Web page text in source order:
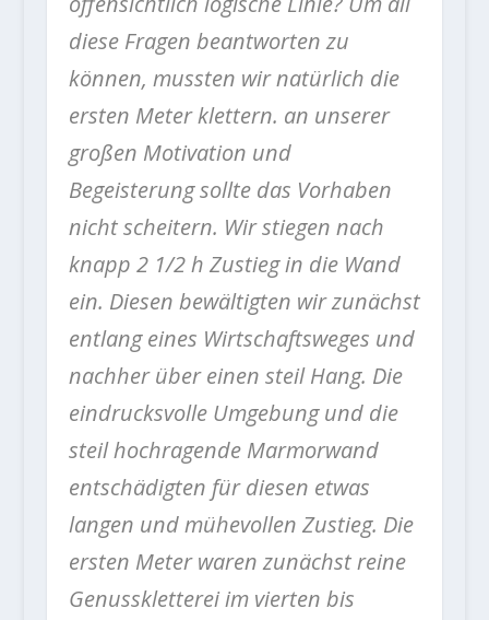
diese Fragen beantworten zu
können, mussten wir natürlich die
ersten Meter klettern. an unserer
großen Motivation und
Begeisterung sollte das Vorhaben
nicht scheitern. Wir stiegen nach
knapp 2 1/2 h Zustieg in die Wand
ein. Diesen bewältigten wir zunächst
entlang eines Wirtschaftsweges und
nachher über einen steil Hang. Die
eindrucksvolle Umgebung und die
steil hochragende Marmorwand
entschädigten für diesen etwas
langen und mühevollen Zustieg. Die
ersten Meter waren zunächst reine
Genusskletterei im vierten bis